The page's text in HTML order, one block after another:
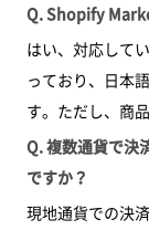
Q. Shopify
はい、対応して
っており、日本
す。ただし、商
Q. 複数通貨で
ですか？
現地通貨での決